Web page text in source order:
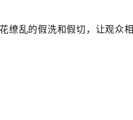
缭乱的假洗和假切，让观众相